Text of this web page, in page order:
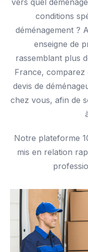
vers quel
conditions
déménagement ?
enseigne de
rassemblant plus
France, comparez
devis de
chez vous, afin de
Notre plateforme
mis en relation